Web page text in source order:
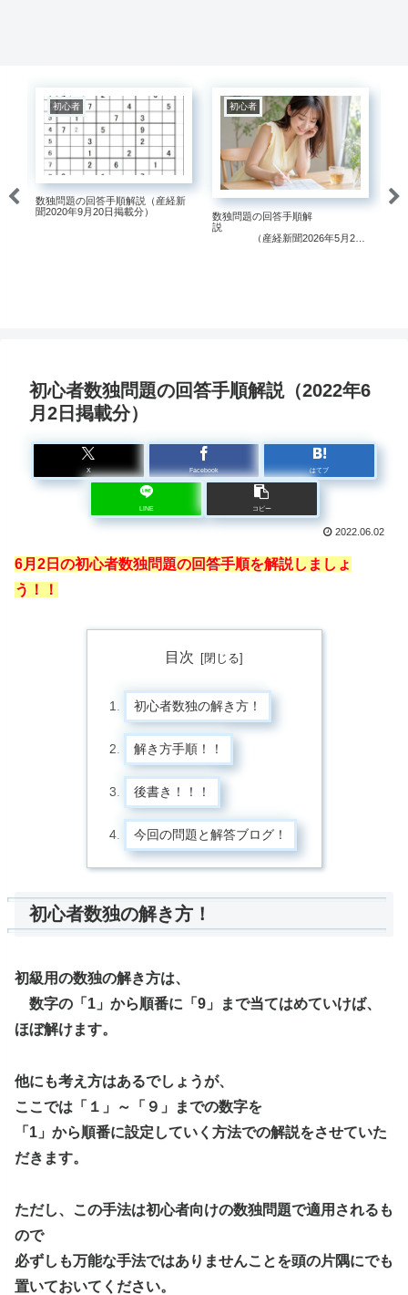
初心者
数独問題の回答手順解説（産経新
聞2020年9月20日掲載分）
初心者
数独問題の回答手順解
説
（産経新聞2026年5月24
数
初心者数独問題の回答手順解説（2022年6
月2日掲載分）
X Facebook はてブ
LINE コピー
2022.06.02
6月2日の初心者数独問題の回答手順を解説しましょ
う！！
目次
初心者数独の解き方！
解き方手順！！
後書き！！！
今回の問題と解答ブログ！
初心者数独の解き方！
初級用の数独の解き方は、
数字の「1」から順番に「9」まで当てはめていけば、
ほぼ解けます。
他にも考え方はあるでしょうが、
ここでは「１」～「９」までの数字を
「1」から順番に設定していく方法での解説をさせていた
だきます。
ただし、この手法は初心者向けの数独問題で適用されるも
ので
必ずしも万能な手法ではありませんことを頭の片隅にでも
置いておいてください。